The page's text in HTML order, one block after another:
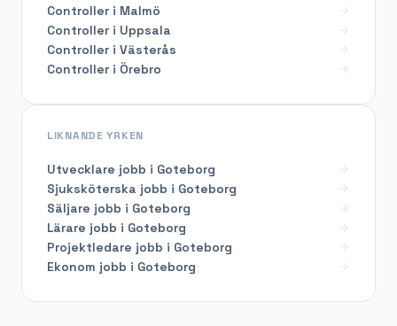
Controller i Malmö
Controller i Uppsala
Controller i Västerås
Controller i Örebro
LIKNANDE YRKEN
Utvecklare jobb i Goteborg
Sjuksköterska jobb i Goteborg
Säljare jobb i Goteborg
Lärare jobb i Goteborg
Projektledare jobb i Goteborg
Ekonom jobb i Goteborg